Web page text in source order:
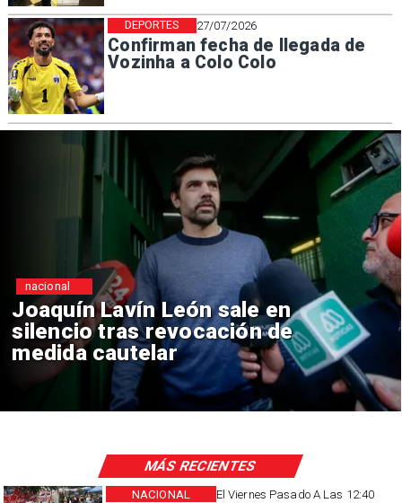
27/07/2026
Confirman fecha de llegada de
Vozinha a Colo Colo
DEPORTES
Lavín León sale en
tras revocación de
Chile y
nacional
El Viernes Pasado A Las 12:40
NACIONAL
MÁS RECIENTES